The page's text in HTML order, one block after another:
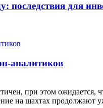
последствия для
аналитиков
при этом
на шахтах продолжают